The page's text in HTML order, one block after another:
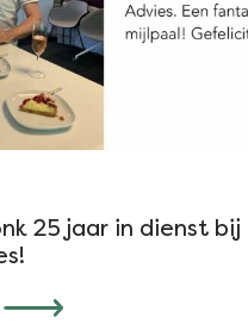
25 jaar in dienst bij